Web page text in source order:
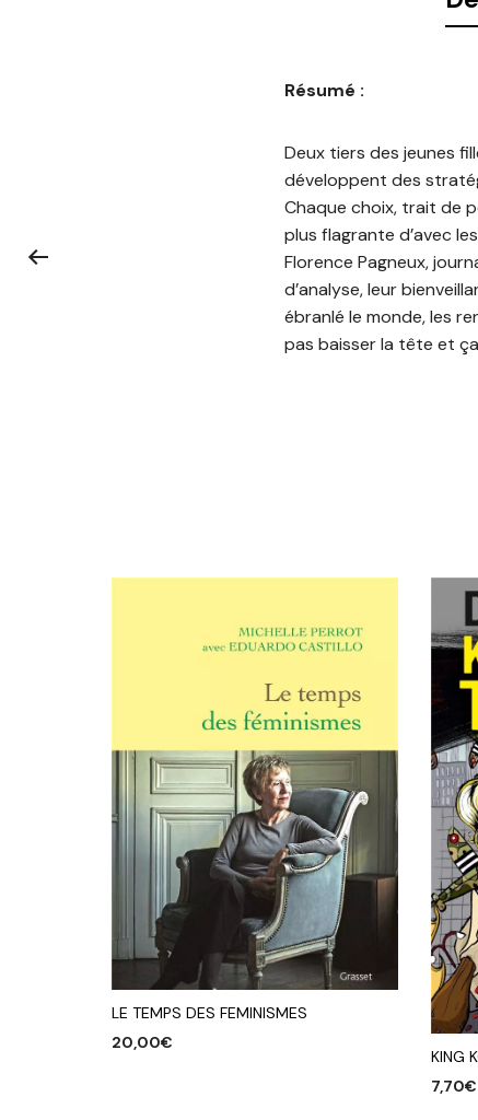
Résumé :
Deux tiers des jeunes
développent des
Chaque choix, trait de
plus flagrante d’avec
Florence Pagneux,
d’analyse, leur
ébranlé le monde, les
pas baisser la tête et
LE TEMPS DES FEMINISMES
20,00€
KING
7,70€